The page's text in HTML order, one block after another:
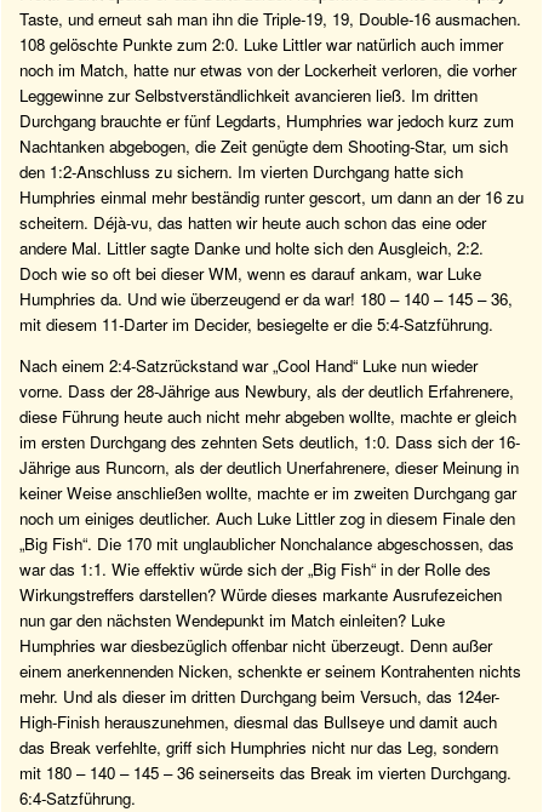
Taste, und erneut sah man ihn die Triple-19, 19, Double-16 ausmachen.
108 gelöschte Punkte zum 2:0. Luke Littler war natürlich auch immer
noch im Match, hatte nur etwas von der Lockerheit verloren, die vorher
Leggewinne zur Selbstverständlichkeit avancieren ließ. Im dritten
Durchgang brauchte er fünf Legdarts, Humphries war jedoch kurz zum
Nachtanken abgebogen, die Zeit genügte dem Shooting-Star, um sich
den 1:2-Anschluss zu sichern. Im vierten Durchgang hatte sich
Humphries einmal mehr beständig runter gescort, um dann an der 16 zu
scheitern. Déjà-vu, das hatten wir heute auch schon das eine oder
andere Mal. Littler sagte Danke und holte sich den Ausgleich, 2:2.
Doch wie so oft bei dieser WM, wenn es darauf ankam, war Luke
Humphries da. Und wie überzeugend er da war! 180 – 140 – 145 – 36,
mit diesem 11-Darter im Decider, besiegelte er die 5:4-Satzführung.
Nach einem 2:4-Satzrückstand war „Cool Hand“ Luke nun wieder
vorne. Dass der 28-Jährige aus Newbury, als der deutlich Erfahrenere,
diese Führung heute auch nicht mehr abgeben wollte, machte er gleich
im ersten Durchgang des zehnten Sets deutlich, 1:0. Dass sich der 16-
Jährige aus Runcorn, als der deutlich Unerfahrenere, dieser Meinung in
keiner Weise anschließen wollte, machte er im zweiten Durchgang gar
noch um einiges deutlicher. Auch Luke Littler zog in diesem Finale den
„Big Fish“. Die 170 mit unglaublicher Nonchalance abgeschossen, das
war das 1:1. Wie effektiv würde sich der „Big Fish“ in der Rolle des
Wirkungstreffers darstellen? Würde dieses markante Ausrufezeichen
nun gar den nächsten Wendepunkt im Match einleiten? Luke
Humphries war diesbezüglich offenbar nicht überzeugt. Denn außer
einem anerkennenden Nicken, schenkte er seinem Kontrahenten nichts
mehr. Und als dieser im dritten Durchgang beim Versuch, das 124er-
High-Finish herauszunehmen, diesmal das Bullseye und damit auch
das Break verfehlte, griff sich Humphries nicht nur das Leg, sondern
mit 180 – 140 – 145 – 36 seinerseits das Break im vierten Durchgang.
6:4-Satzführung.